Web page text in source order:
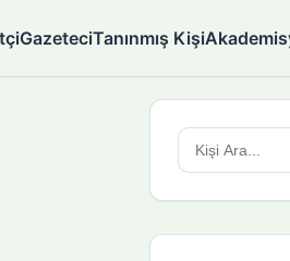
GazeteciTanınmış Kişi
Arama
yapın: